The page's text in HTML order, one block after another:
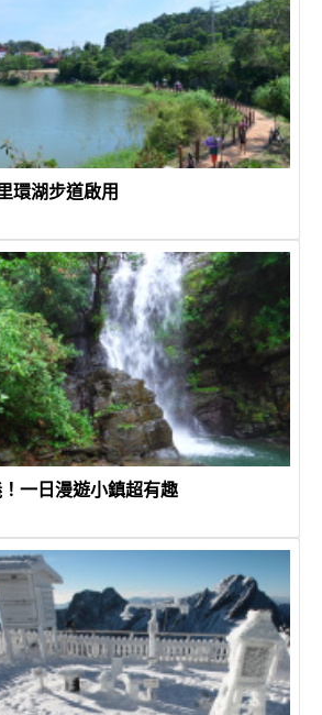
環湖步道啟用
一日漫遊小鎮超有趣